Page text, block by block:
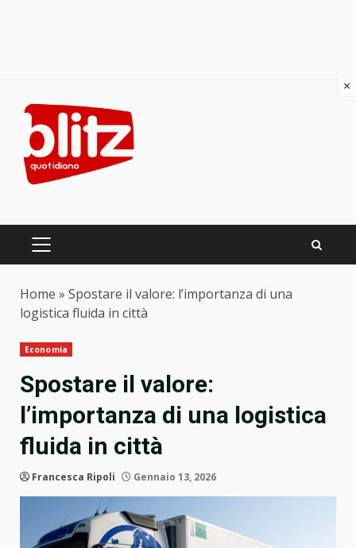
content
PRIMARY
Home » Spostare il valore: l’importanza di una
logistica fluida in città
Economia
Spostare il valore:
l’importanza di una logistica
fluida in città
Francesca Ripoli Gennaio 13, 2026
×